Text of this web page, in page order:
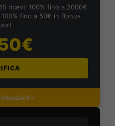
ricevi: 100% fino a 2000€
fino a 50€ in Bonus